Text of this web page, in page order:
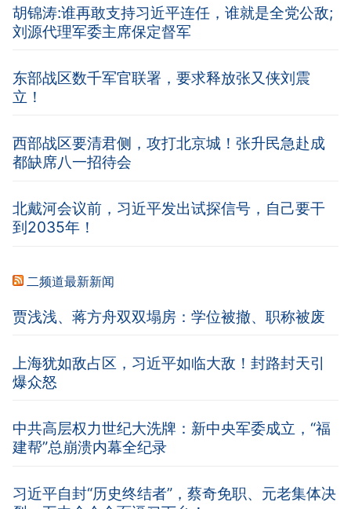
胡锦涛:谁再敢支持习近平连任，谁就是全党公敌;
刘源代理军委主席保定督军
东部战区数千军官联署，要求释放张又侠刘震
立！
西部战区要清君侧，攻打北京城！张升民急赴成
都缺席八一招待会
北戴河会议前，习近平发出试探信号，自己要干
到2035年！
二频道最新新闻
贾浅浅、蒋方舟双双塌房：学位被撤、职称被废
上海犹如敌占区，习近平如临大敌！封路封天引
爆众怒
中共高层权力世纪大洗牌：新中央军委成立，“福
建帮”总崩溃内幕全纪录
习近平自封“历史终结者”，蔡奇免职、元老集体决